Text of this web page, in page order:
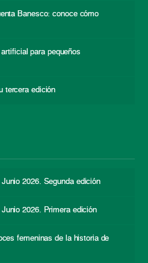
Banesco: conoce cómo
para pequeños
tercera edición
2026. Segunda edición
2026. Primera edición
femeninas de la historia de